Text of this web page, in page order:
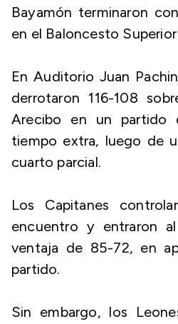
Bayamón terminaron
en el Baloncesto
En Auditorio Juan
derrotaron 116-108
Arecibo en un partido
tiempo extra, luego de
cuarto parcial.
Los Capitanes
encuentro y entraron
ventaja de 85-72, en
partido.
Sin embargo, los